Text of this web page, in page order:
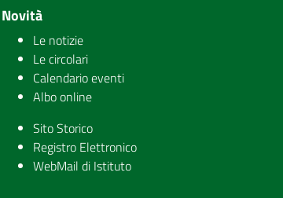
Novità
Le notizie
Le circolari
Calendario eventi
Albo online
Sito Storico
Registro Elettronico
WebMail di Istituto